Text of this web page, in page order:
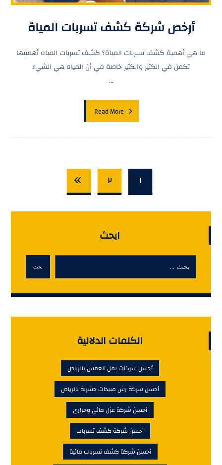
أرخص شركة كشف تسربات المياة
ما هي أهمية كشف تسربات المياة؟ كشف تسربات المياه أهميتها
تكمن في الكثير والكثير خاصة في أن المياه هي الشيء
...
Read More
١ ٢
ابحث
بحث
الكلمات الدلالية
أحسن شركات نقل العفش بالرياض
أحسن شركة رش مبيدات حشرية بالرياض
أحسن شركة عزل مائي وحرارى
أحسن شركة كشف تسربات
أحسن شركة كشف تسربات مائية